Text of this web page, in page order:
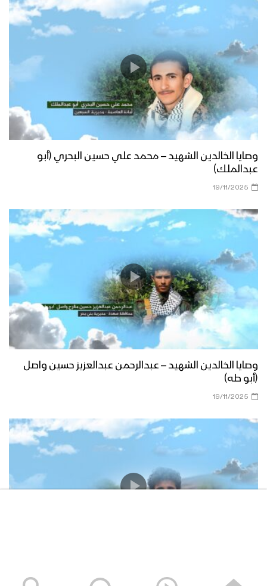
وصايا الخالدين الشهيد – محمد علي حسين البحري (أبو
عبدالملك)
19/11/2025
وصايا الخالدين الشهيد – عبدالرحمن عبدالعزيز حسين واصل
(أبو طه)
19/11/2025
وصايا الخالدين الشهيد – صالح عبدالله صالح جوين (أبو خليل)